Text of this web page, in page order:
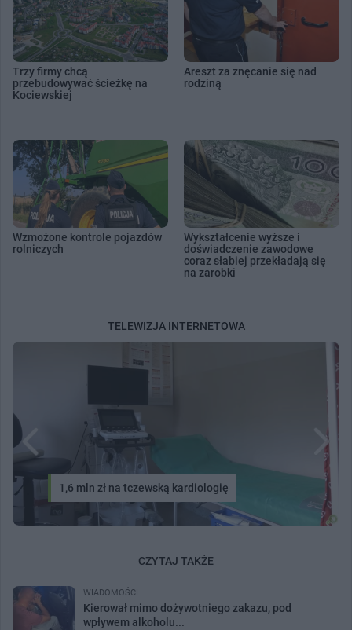
Trzy firmy chcą
przebudowywać ścieżkę na
Kociewskiej
Areszt za znęcanie się nad
rodziną
Wzmożone kontrole pojazdów
rolniczych
Wykształcenie wyższe i
doświadczenie zawodowe
coraz słabiej przekładają się
na zarobki
TELEWIZJA INTERNETOWA
1,6 mln zł na tczewską kardiologię
CZYTAJ TAKŻE
WIADOMOŚCI
Kierował mimo dożywotniego zakazu, pod
wpływem alkoholu...